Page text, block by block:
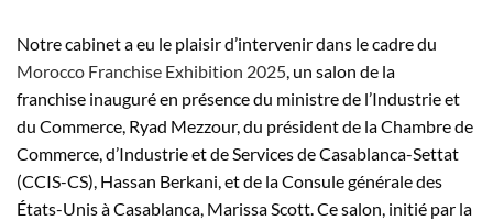
Notre cabinet a eu le plaisir d’intervenir dans le cadre du
Morocco Franchise Exhibition 2025, un salon de la
franchise inauguré en présence du ministre de l’Industrie et
du Commerce, Ryad Mezzour, du président de la Chambre de
Commerce, d’Industrie et de Services de Casablanca-Settat
(CCIS-CS), Hassan Berkani, et de la Consule générale des
États-Unis à Casablanca, Marissa Scott. Ce salon, initié par la